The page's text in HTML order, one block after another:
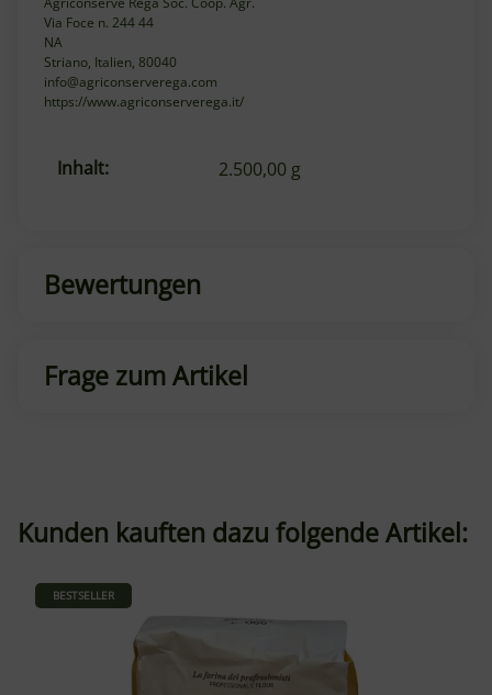
Via Foce n. 244 44
NA
Striano, Italien, 80040
info@agriconserverega.com
https://www.agriconserverega.it/
Produkteigenschaft
Wert
Inhalt: 2.500,00 g
Bewertungen
Frage zum Artikel
Kunden kauften dazu folgende Artikel:
BESTSELLER